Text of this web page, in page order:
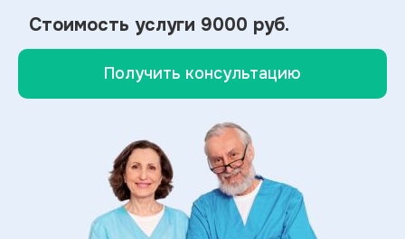
Стоимость услуги 9000 руб.
Получить консультацию